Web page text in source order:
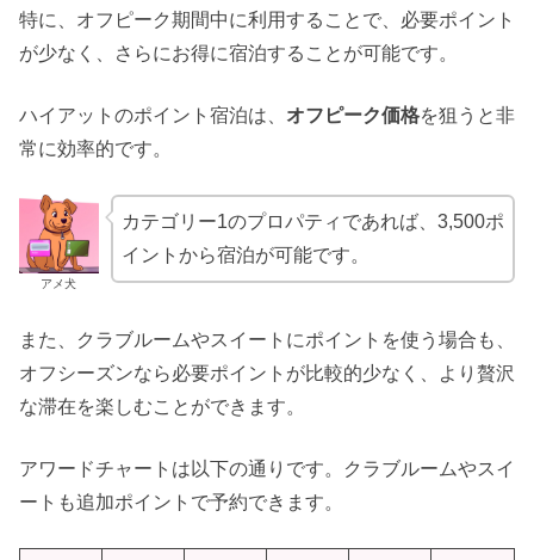
特に、オフピーク期間中に利用することで、必要ポイント
が少なく、さらにお得に宿泊することが可能です。
ハイアットのポイント宿泊は、 オフピーク価格を狙うと非
常に効率的です。
アメ犬
カテゴリー1のプロパティであれば、3,500ポ
イントから宿泊が可能です。
また、クラブルームやスイートにポイントを使う場合も、
オフシーズンなら必要ポイントが比較的少なく、より贅沢
な滞在を楽しむことができます。
アワードチャートは以下の通りです。クラブルームやスイ
ートも追加ポイントで予約できます。